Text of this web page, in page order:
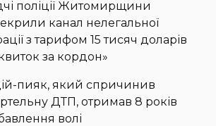
поліції Житомирщини
канал нелегальної
з тарифом 15 тисяч доларів
за кордон»
пияк, який спричинив
ДТП, отримав 8 років
волі